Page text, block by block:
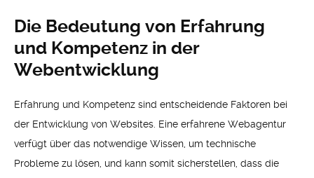
Die Bedeutung von Erfahrung
und Kompetenz in der
Webentwicklung
Erfahrung und Kompetenz sind entscheidende Faktoren bei
der Entwicklung von Websites. Eine erfahrene Webagentur
verfügt über das notwendige Wissen, um technische
Probleme zu lösen, und kann somit sicherstellen, dass die